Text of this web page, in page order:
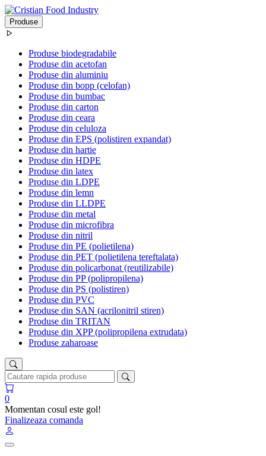
Produse
Produse biodegradabile
Produse din acetofan
Produse din aluminiu
Produse din bopp (celofan)
Produse din bumbac
Produse din carton
Produse din ceara
Produse din celuloza
Produse din EPS (polistiren expandat)
Produse din hartie
Produse din HDPE
Produse din latex
Produse din LDPE
Produse din lemn
Produse din LLDPE
Produse din metal
Produse din microfibra
Produse din nitril
Produse din PE (polietilena)
Produse din PET (polietilena tereftalata)
Produse din policarbonat (reutilizabile)
Produse din PP (polipropilena)
Produse din PS (polistiren)
Produse din PVC
Produse din SAN (acrilonitril stiren)
Produse din TRITAN
Produse din XPP (polipropilena extrudata)
Produse zaharoase
0
Momentan cosul este gol!
Finalizeaza comanda